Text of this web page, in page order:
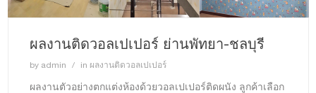
ผลงานติดวอลเปเปอร์ ย่านพัทยา-ชลบุรี
by admin in ผลงานติดวอลเปเปอร์
ผลงานตัวอย่างตกแต่งห้องด้วยวอลเปเปอร์ติดผนัง ลูกค้าเลือก